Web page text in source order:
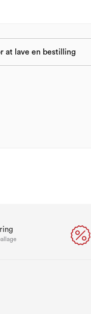
at lave en bestilling